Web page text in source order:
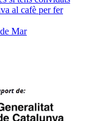
al cafè per fer
Mar